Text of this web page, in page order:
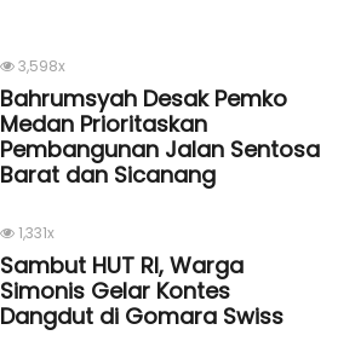
3,598x
Bahrumsyah Desak Pemko
Medan Prioritaskan
Pembangunan Jalan Sentosa
Barat dan Sicanang
1,331x
Sambut HUT RI, Warga
Simonis Gelar Kontes
Dangdut di Gomara Swiss